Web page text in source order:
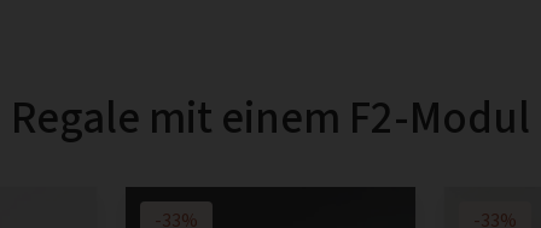
Regale mit einem F2-Modul
-33% -33%